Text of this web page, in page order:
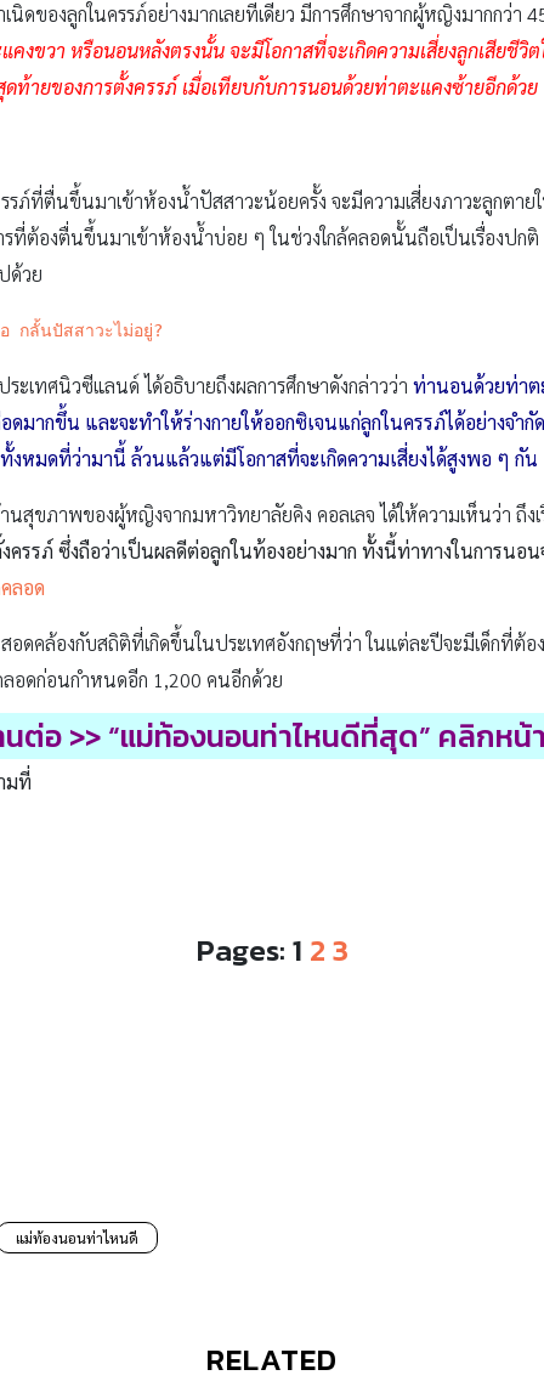
นิดของลูกในครรภ์อย่างมากเลยทีเดียว มีการศึกษาจากผู้หญิงมากกว่
งขวา หรือนอนหลังตรงนั้น จะมีโอกาสที่จะเกิดความเสี่ยงลูกเสียชีวิ
ดท้ายของการตั้งครรภ์ เมื่อเทียบกับการนอนด้วยท่าตะแคงซ้ายอีกด้วย
ภ์ที่ตื่นขึ้นมาเข้าห้องน้ำปัสสาวะน้อยครั้ง จะมีความเสี่ยงภาวะลูกตา
ที่ต้องตื่นขึ้นมาเข้าห้องน้ำบ่อย ๆ ในช่วงใกล้คลอดนั้นถือเป็นเรื่องปกติ
ด้วย
กลั้นปัสสาวะไม่อยู่?
ะเทศนิวซีแลนด์ ได้อธิบายถึงผลการศึกษาดังกล่าวว่า ท่านอนด้วยท่าต
มากขึ้น และจะทำให้ร่างกายให้ออกซิเจนแก่ลูกในครรภ์ได้อย่างจำ
งหมดที่ว่ามานี้ ล้วนแล้วแต่มีโอกาสที่จะเกิดความเสี่ยงได้สูงพอ ๆ กัน
นสุขภาพของผู้หญิงจากมหาวิทยาลัยคิง คอลเลจ ได้ให้ความเห็นว่า ถึง
รรภ์ ซึ่งถือว่าเป็นผลดีต่อลูกในท้องอย่างมาก ทั้งนี้ท่าทางในการนอน
ลอด
อดคล้องกับสถิติที่เกิดขึ้นในประเทศอังกฤษที่ว่า ในแต่ละปีจะมีเด็กที่ต้
ลอดก่อนกำหนดอีก 1,200 คนอีกด้วย
นต่อ>>“แม่ท้องนอนท่าไหนดีที่สุด” คลิกห
มที่
Pages:1 23
แม่ท้องนอนท่าไหนดี
RELATED